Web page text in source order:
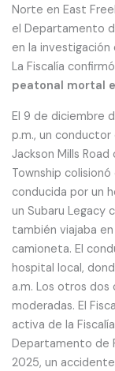
Norte en East
el Departamento
en la
La Fiscalía
peatonal mortal
El 9 de diciembre
p.m., un
Jackson Mills
Township
conducida por un
un Subaru Legacy
también viajaba
camioneta. El
hospital local,
a.m. Los otros
moderadas. El
activa de la
Departamento de
2025, un